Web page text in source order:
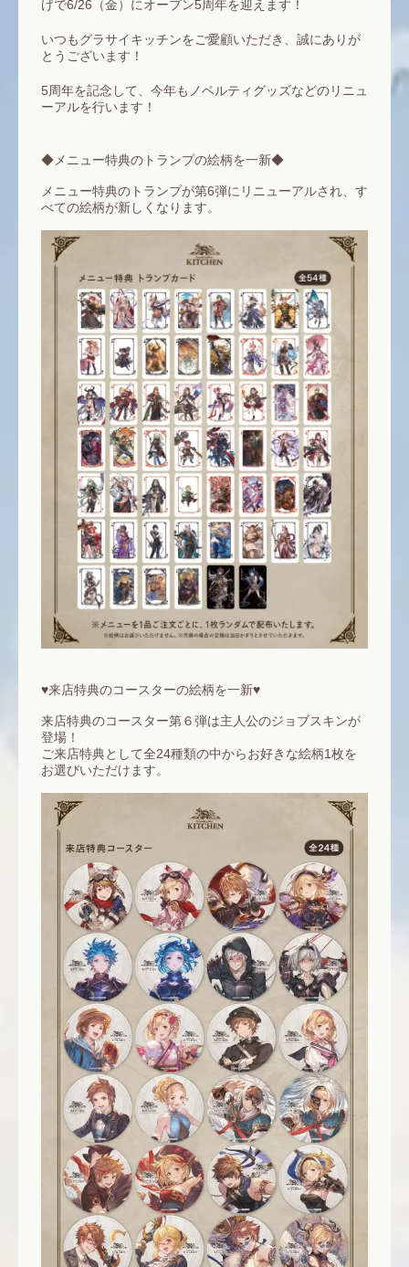
げで6/26（金）にオープン5周年を迎えます！
いつもグラサイキッチンをご愛顧いただき、誠にありが
とうございます！
5周年を記念して、今年もノベルティグッズなどのリニュ
ーアルを行います！
◆メニュー特典のトランプの絵柄を一新◆
メニュー特典のトランプが第6弾にリニューアルされ、す
べての絵柄が新しくなります。
♥来店特典のコースターの絵柄を一新♥
来店特典のコースター第６弾は主人公のジョブスキンが
登場！
ご来店特典として全24種類の中からお好きな絵柄1枚を
お選びいただけます。